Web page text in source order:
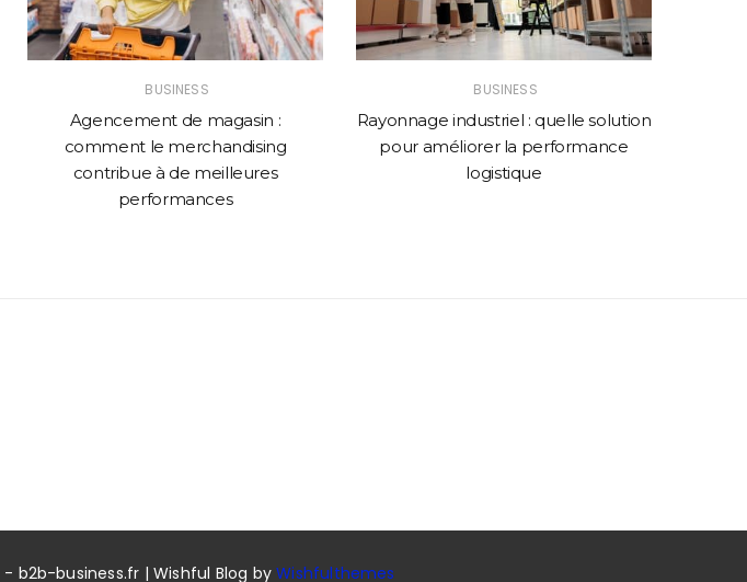
BUSINESS
Agencement de magasin :
comment le merchandising
contribue à de meilleures
performances
BUSINESS
Rayonnage industriel : quelle solution
pour améliorer la performance
logistique
- b2b-business.fr | Wishful Blog byWishfulthemes